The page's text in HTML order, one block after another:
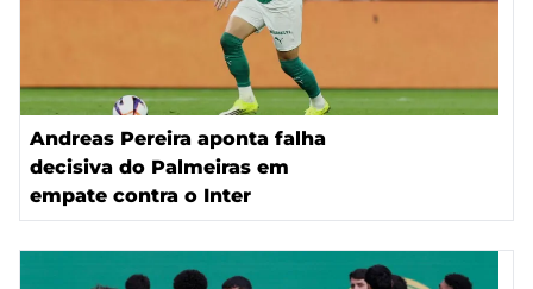
Andreas Pereira aponta falha
decisiva do Palmeiras em
empate contra o Inter